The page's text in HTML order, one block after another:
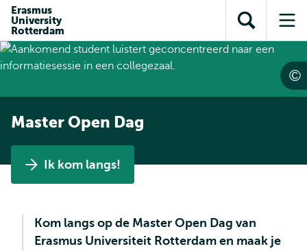
inhoud
gaan
gaan
Direct naar
subnavigatie
Erasmus
University
Rotterdam
Toon
zoekveld
Master Open Dag
Ik kom langs!
Kom langs op de Master Open Dag van
Erasmus Universiteit Rotterdam en maak je